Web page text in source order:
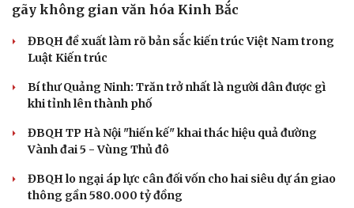
Du lịch
Tư vấn
Săn Tour
Câu chuyện thời sự
Đọc truyện đêm khuya
gãy không gian văn hóa Kinh Bắc
ĐBQH đề xuất làm rõ bản sắc kiến trúc Việt Nam trong
Luật Kiến trúc
Bí thư Quảng Ninh: Trăn trở nhất là người dân được gì
khi tỉnh lên thành phố
ĐBQH TP Hà Nội "hiến kế" khai thác hiệu quả đường
Vành đai 5 - Vùng Thủ đô
ĐBQH lo ngại áp lực cân đối vốn cho hai siêu dự án giao
thông gần 580.000 tỷ đồng